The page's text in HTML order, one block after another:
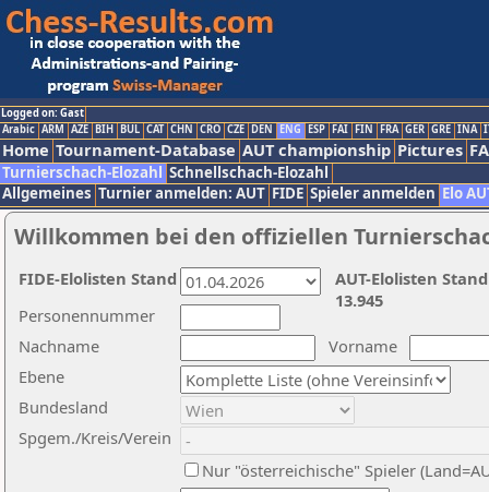
Logged on: Gast
Arabic ARM AZE BIH BUL CAT CHN CRO CZE DEN ENG ESP FAI FIN FRA GER GRE INA
Home Tournament-Database AUT championship Pictures
Turnierschach-Elozahl Schnellschach-Elozahl
Allgemeines Turnier anmelden: AUT FIDE Spieler anmelden Elo
Willkommen bei den offiziellen
Nachname
Vorname
Ebene
Personennummer
Bundesland
Spgem./Kreis/Verein
Nur "österreichische" Spieler
AUT-Elolisten
13.945
FIDE-Elolisten Stand